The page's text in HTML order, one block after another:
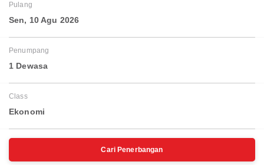
Pulang
Sen, 10 Agu 2026
Penumpang
1 Dewasa
Class
Ekonomi
Cari Penerbangan